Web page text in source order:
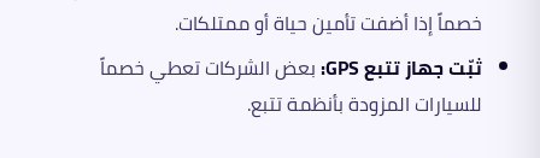
خصماً إذا أضفت تأمين حياة أو ممتلكات.
ثبّت جهاز تتبع GPS:
بعض الشركات تعطي خصماً
للسيارات المزودة بأنظمة تتبع.